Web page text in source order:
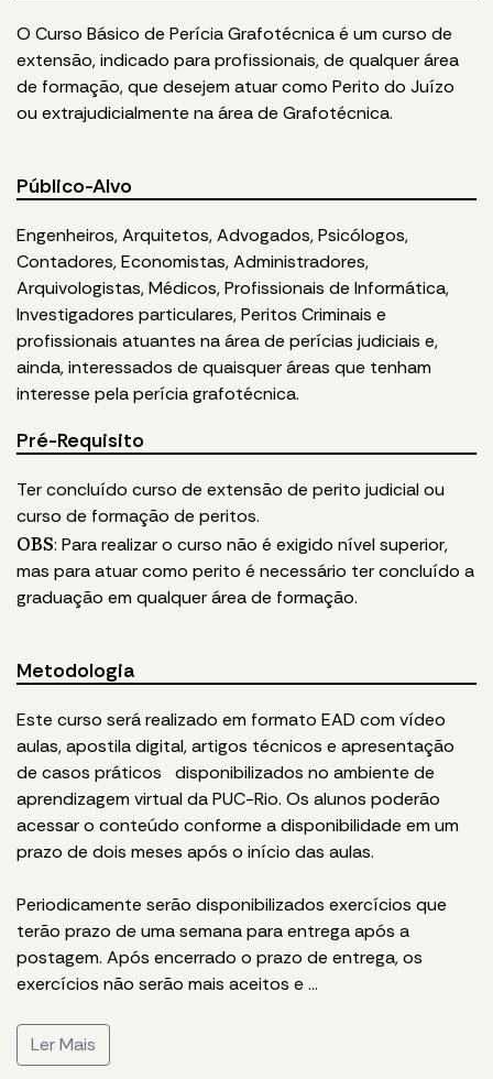
O Curso Básico de Perícia Grafotécnica é um curso de
extensão, indicado para profissionais, de qualquer área
de formação, que desejem atuar como Perito do Juízo
ou extrajudicialmente na área de Grafotécnica.
Público-Alvo
Engenheiros, Arquitetos, Advogados, Psicólogos,
Contadores, Economistas, Administradores,
Arquivologistas, Médicos, Profissionais de Informática,
Investigadores particulares, Peritos Criminais e
profissionais atuantes na área de perícias judiciais e,
ainda, interessados de quaisquer áreas que tenham
interesse pela perícia grafotécnica.
Pré-Requisito
Ter concluído curso de extensão de perito judicial ou
curso de formação de peritos.
OBS: Para realizar o curso não é exigido nível superior,
mas para atuar como perito é necessário ter concluído a
graduação em qualquer área de formação.
Metodologia
Este curso será realizado em formato EAD com vídeo
aulas, apostila digital, artigos técnicos e apresentação
de casos práticos disponibilizados no ambiente de
aprendizagem virtual da PUC-Rio. Os alunos poderão
acessar o conteúdo conforme a disponibilidade em um
prazo de dois meses após o início das aulas.
Periodicamente serão disponibilizados exercícios que
terão prazo de uma semana para entrega após a
postagem. Após encerrado o prazo de entrega, os
exercícios não serão mais aceitos e ...
Ler Mais